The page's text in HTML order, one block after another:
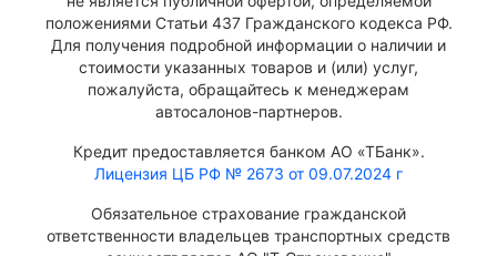
положениями Статьи 437 Гражданского кодекса РФ.
Для получения подробной информации о наличии и
стоимости указанных товаров и (или) услуг,
пожалуйста, обращайтесь к менеджерам
автосалонов-партнеров.
Кредит предоставляется банком АО «ТБанк».
Лицензия ЦБ РФ № 2673 от 09.07.2024 г
Обязательное страхование гражданской
ответственности владельцев транспортных средств